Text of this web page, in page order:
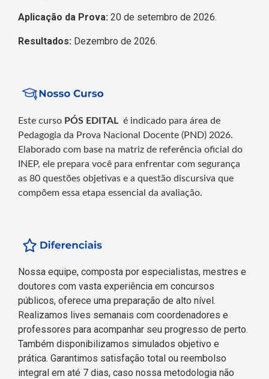
Aplicação da Prova: 20 de setembro de 2026.
Resultados: Dezembro de 2026.
Este curso PÓS EDITAL é indicado para área de
Pedagogia da Prova Nacional Docente (PND) 2026.
Elaborado com base na matriz de referência oficial do
INEP, ele prepara você para enfrentar com segurança
as 80 questões objetivas e a questão discursiva que
compõem essa etapa essencial da avaliação.
Nossa equipe, composta por especialistas, mestres e
doutores com vasta experiência em concursos
públicos, oferece uma preparação de alto nível.
Realizamos lives semanais com coordenadores e
professores para acompanhar seu progresso de perto.
Também disponibilizamos simulados objetivo e
prática. Garantimos satisfação total ou reembolso
integral em até 7 dias, caso nossa metodologia não